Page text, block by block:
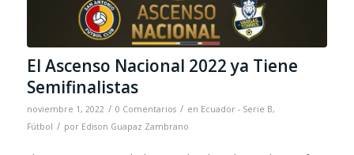
El Ascenso Nacional 2022 ya Tiene
Semifinalistas
noviembre 1, 2022 / 0 Comentarios / en Ecuador - Serie B,
Fútbol / por Edison Guapaz Zambrano